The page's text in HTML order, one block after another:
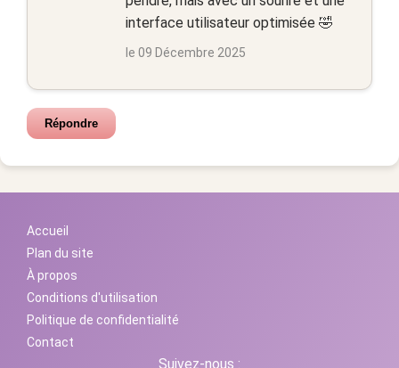
interface utilisateur optimisée 🤣
le 09 Décembre 2025
Répondre
Accueil
Plan du site
À propos
Conditions d'utilisation
Politique de confidentialité
Contact
Suivez-nous :